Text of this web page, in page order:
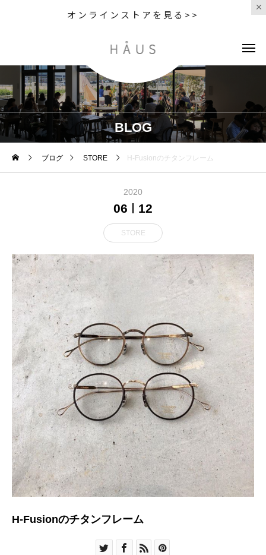
オンラインストアを見る>>
BLOG
ブログ STORE H-Fusionのチタンフレーム
2020
06 12
STORE
H-Fusionのチタンフレーム